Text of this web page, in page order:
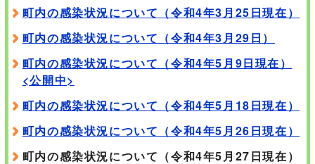
町内の感染状況について（令和4年3月25日現在）
町内の感染状況について（令和4年3月29日）
町内の感染状況について（令和4年5月9日現在）
<公開中>
町内の感染状況について（令和4年5月18日現在）
町内の感染状況について（令和4年5月26日現在）
町内の感染状況について（令和4年5月27日現在）